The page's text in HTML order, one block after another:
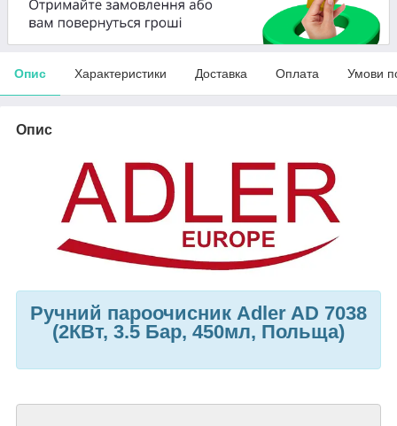
Опис Характеристики Доставка Оплата Умови
Опис
Ручний пароочисник Adler AD 7038
(2КВт, 3.5 Бар, 450мл, Польща)